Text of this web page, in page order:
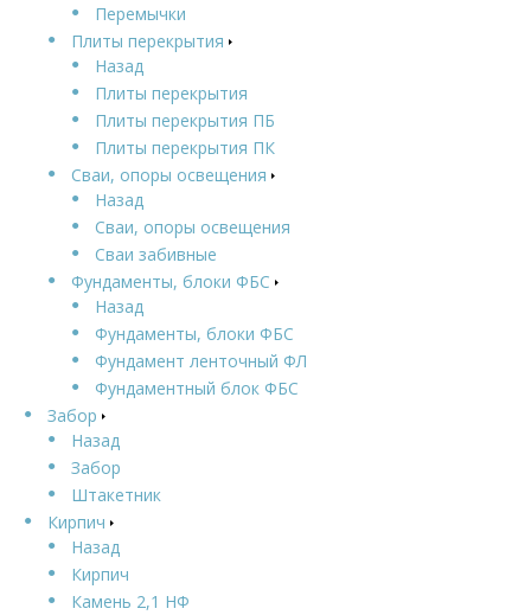
Перемычки
Плиты перекрытия
Назад
Плиты перекрытия
Плиты перекрытия ПБ
Плиты перекрытия ПК
Сваи, опоры освещения
Назад
Сваи, опоры освещения
Сваи забивные
Фундаменты, блоки ФБС
Назад
Фундаменты, блоки ФБС
Фундамент ленточный ФЛ
Фундаментный блок ФБС
Забор
Назад
Забор
Штакетник
Кирпич
Назад
Кирпич
Камень 2,1 НФ